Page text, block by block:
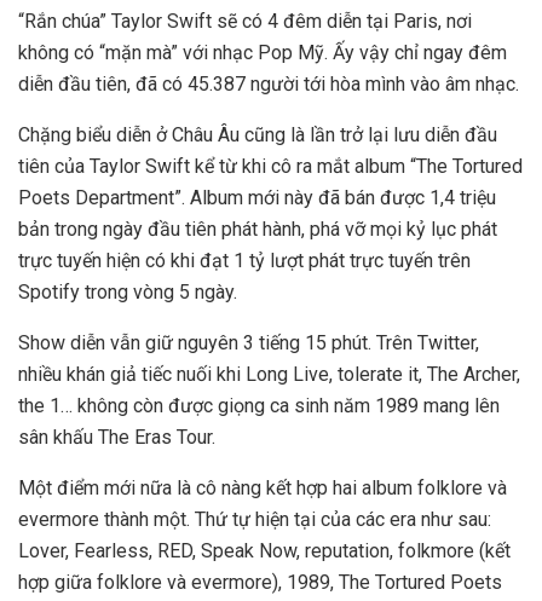
“Rắn chúa” Taylor Swift sẽ có 4 đêm diễn tại Paris, nơi
không có “mặn mà” với nhạc Pop Mỹ. Ấy vậy chỉ ngay đêm
diễn đầu tiên, đã có 45.387 người tới hòa mình vào âm nhạc.
Chặng biểu diễn ở Châu Âu cũng là lần trở lại lưu diễn đầu
tiên của Taylor Swift kể từ khi cô ra mắt album “The Tortured
Poets Department”. Album mới này đã bán được 1,4 triệu
bản trong ngày đầu tiên phát hành, phá vỡ mọi kỷ lục phát
trực tuyến hiện có khi đạt 1 tỷ lượt phát trực tuyến trên
Spotify trong vòng 5 ngày.
Show diễn vẫn giữ nguyên 3 tiếng 15 phút. Trên Twitter,
nhiều khán giả tiếc nuối khi Long Live, tolerate it, The Archer,
the 1… không còn được giọng ca sinh năm 1989 mang lên
sân khấu The Eras Tour.
Một điểm mới nữa là cô nàng kết hợp hai album folklore và
evermore thành một. Thứ tự hiện tại của các era như sau:
Lover, Fearless, RED, Speak Now, reputation, folkmore (kết
hợp giữa folklore và evermore), 1989, The Tortured Poets